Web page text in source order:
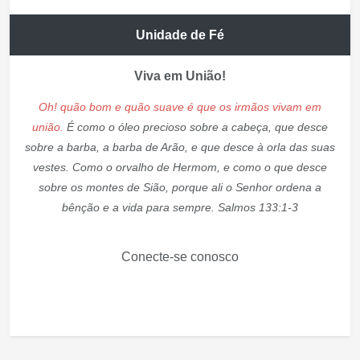
Unidade de Fé
Viva em União!
Oh! quão bom e quão suave é que os irmãos vivam em
união. É como o óleo precioso sobre a cabeça, que desce
sobre a barba, a barba de Arão, e que desce à orla das suas
vestes. Como o orvalho de Hermom, e como o que desce
sobre os montes de Sião, porque ali o Senhor ordena a
bênção e a vida para sempre. Salmos 133:1-3
Conecte-se conosco